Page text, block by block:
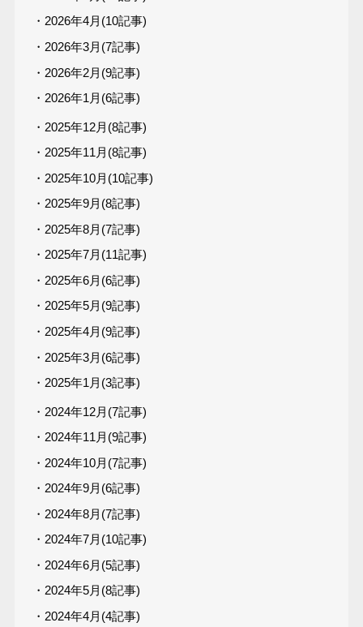
・2026年4月(10記事)
・2026年3月(7記事)
・2026年2月(9記事)
・2026年1月(6記事)
・2025年12月(8記事)
・2025年11月(8記事)
・2025年10月(10記事)
・2025年9月(8記事)
・2025年8月(7記事)
・2025年7月(11記事)
・2025年6月(6記事)
・2025年5月(9記事)
・2025年4月(9記事)
・2025年3月(6記事)
・2025年1月(3記事)
・2024年12月(7記事)
・2024年11月(9記事)
・2024年10月(7記事)
・2024年9月(6記事)
・2024年8月(7記事)
・2024年7月(10記事)
・2024年6月(5記事)
・2024年5月(8記事)
・2024年4月(4記事)